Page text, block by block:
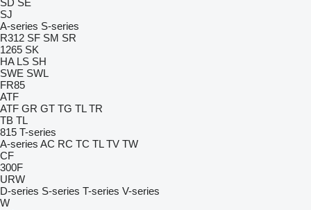
SD SE
SJ
A-series S-series
R312 SF SM SR
1265 SK
HA LS SH
SWE SWL
FR85
ATF
ATF GR GT TG TL TR
TB TL
815 T-series
A-series AC RC TC TL TV TW
CF
300F
URW
D-series S-series T-series V-series
W